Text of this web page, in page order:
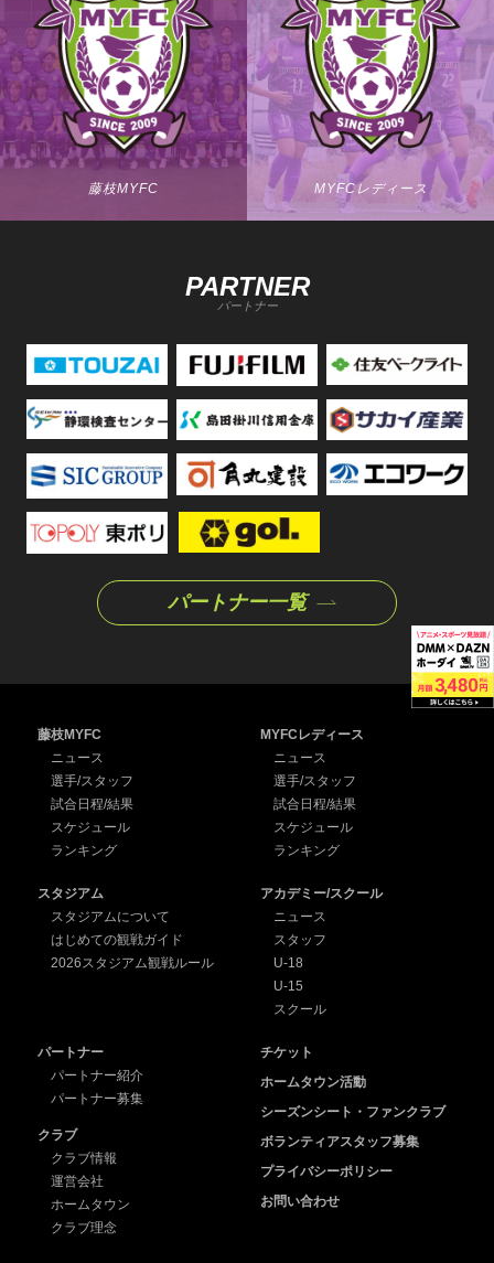
藤枝MYFC MYFCレディース
PARTNER
パートナー
パートナー一覧
藤枝MYFC
ニュース
選手/スタッフ
試合日程/結果
スケジュール
ランキング
MYFCレディース
ニュース
選手/スタッフ
試合日程/結果
スケジュール
ランキング
スタジアム
スタジアムについて
はじめての観戦ガイド
2026スタジアム観戦ルール
アカデミー/スクール
ニュース
スタッフ
U-18
U-15
スクール
パートナー
パートナー紹介
パートナー募集
クラブ
クラブ情報
運営会社
ホームタウン
クラブ理念
チケット
ホームタウン活動
シーズンシート・ファンクラブ
ボランティアスタッフ募集
プライバシーポリシー
お問い合わせ